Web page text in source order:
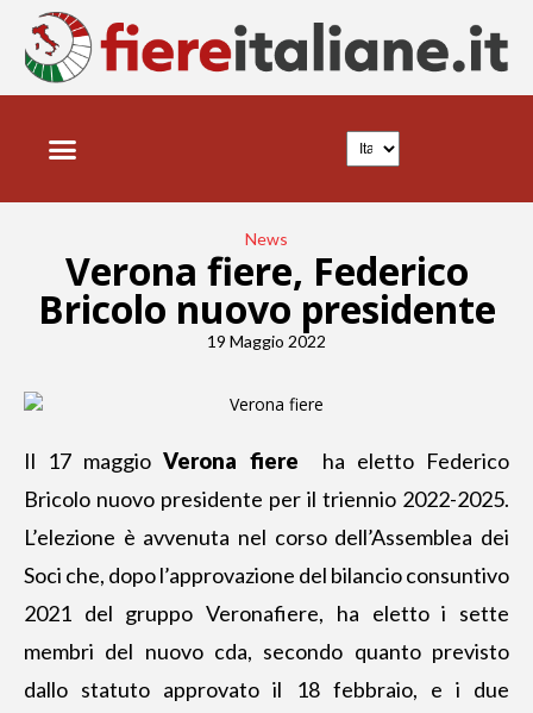
News
Verona fiere, Federico
Bricolo nuovo presidente
19 Maggio 2022
Il 17 maggioVerona fiere
ha eletto Federico
Bricolo nuovo presidente per il triennio 2022-2025.
L’elezione è avvenuta nel corso dell’Assemblea dei
Soci che, dopo l’approvazione del bilancioconsuntivo
2021 del gruppo Veronafiere, ha eletto i sette
membri del nuovo cda, secondo quanto previsto
dallo statuto approvato il 18 febbraio, e i due